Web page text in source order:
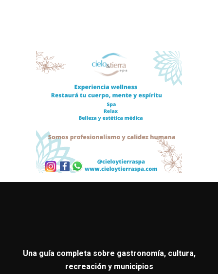
Una guía completa sobre gastronomía, cultura,
recreación y municipios